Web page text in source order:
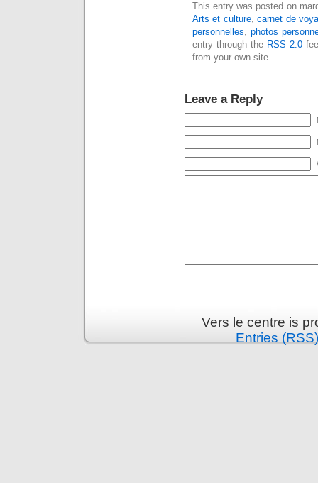
This entry was posted on
Arts et culture,carnet de
personnelles,photos
entry through the RSS 2.0
from your own site.
Leave a Reply
Vers le centre is
Entries (RSS)